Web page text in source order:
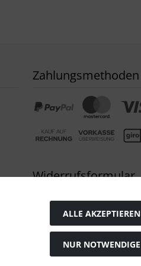
Zahlungsmethoden
Widerrufsformular
ALLE AKZEPTIEREN
NUR NOTWENDIGE